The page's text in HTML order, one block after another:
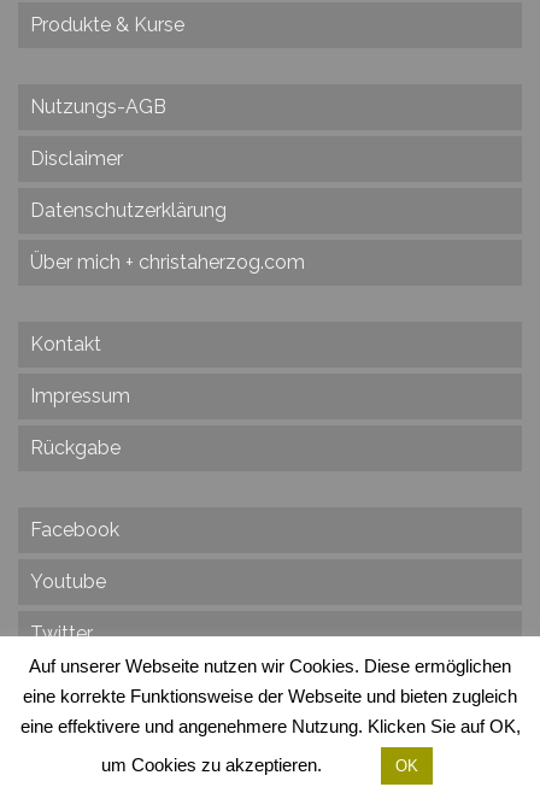
Produkte & Kurse
Nutzungs-AGB
Disclaimer
Datenschutzerklärung
Über mich + christaherzog.com
Kontakt
Impressum
Rückgabe
Facebook
Youtube
Twitter
© 2026 Vision & Ziele - Dr. Christa Herzog, Alle Rechte vorbehalten
Via dei Cinque Archi, Velletri, RM, Italy, Europa, Planet Erde, Galaxie Milchstrasse
Auf unserer Webseite nutzen wir Cookies. Diese ermöglichen
eine korrekte Funktionsweise der Webseite und bieten zugleich
eine effektivere und angenehmere Nutzung. Klicken Sie auf OK,
um Cookies zu akzeptieren.
OK